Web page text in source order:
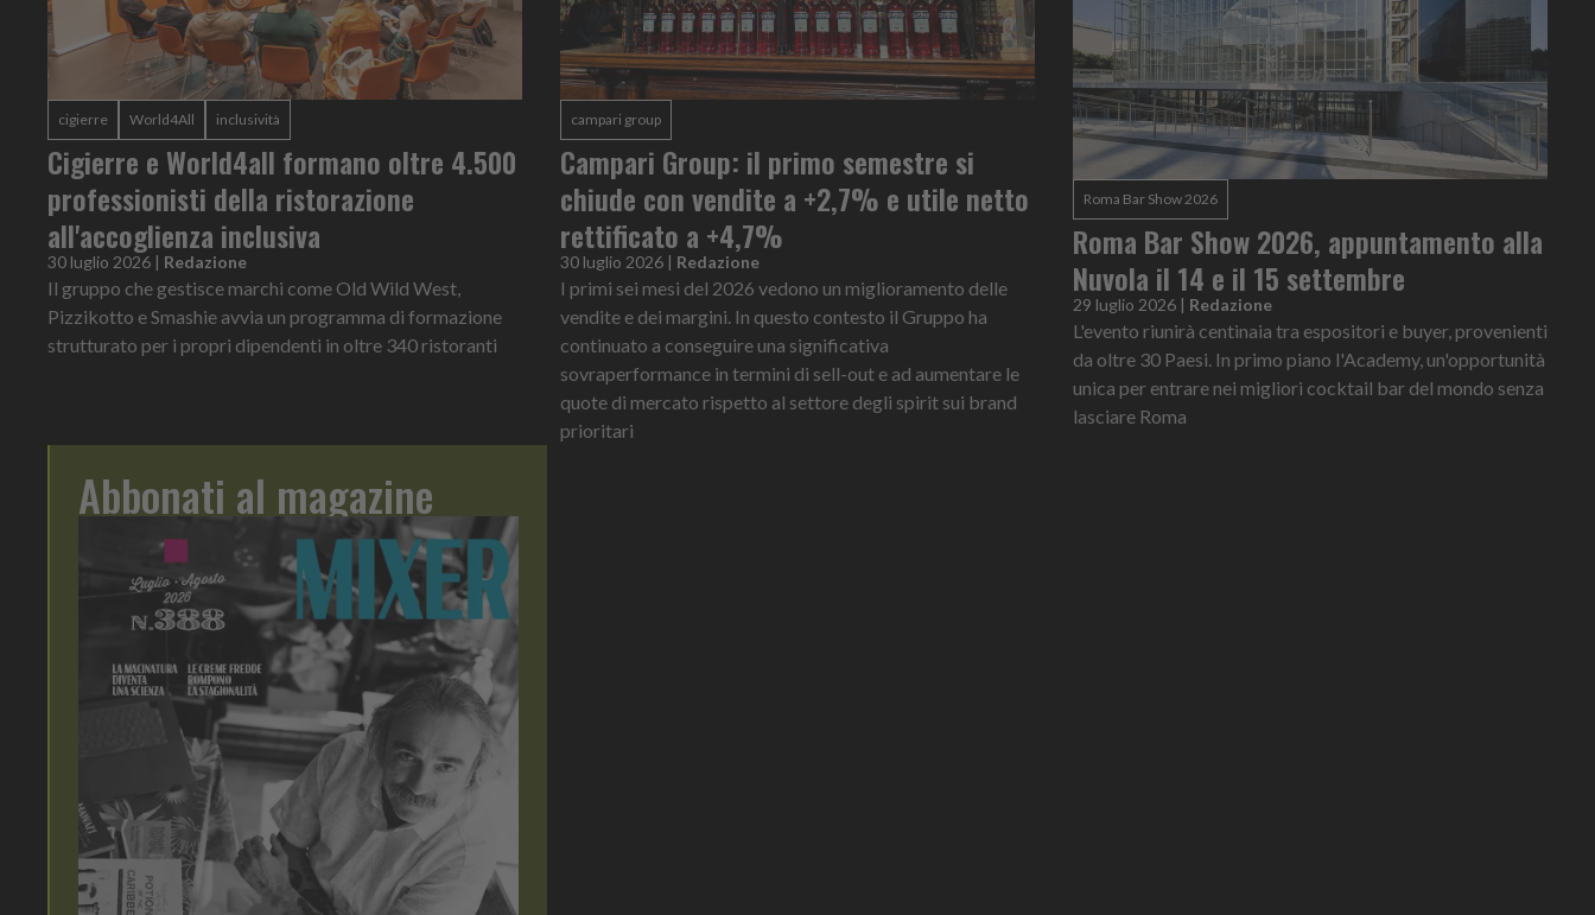
cigierre World4All inclusività
Cigierre e World4all formano oltre 4.500
professionisti della ristorazione
all'accoglienza inclusiva
30 luglio 2026 | Redazione
Il gruppo che gestisce marchi come Old Wild West,
Pizzikotto e Smashie avvia un programma di formazione
strutturato per i propri dipendenti in oltre 340 ristoranti
campari group
Campari Group: il primo semestre si
chiude con vendite a +2,7% e utile netto
rettificato a +4,7%
30 luglio 2026 | Redazione
I primi sei mesi del 2026 vedono un miglioramento delle
vendite e dei margini. In questo contesto il Gruppo ha
continuato a conseguire una significativa
sovraperformance in termini di sell-out e ad aumentare le
quote di mercato rispetto al settore degli spirit sui brand
prioritari
Roma Bar Show 2026
Roma Bar Show 2026, appuntamento alla
Nuvola il 14 e il 15 settembre
29 luglio 2026 | Redazione
L'evento riunirà centinaia tra espositori e buyer, provenienti
da oltre 30 Paesi. In primo piano l'Academy, un'opportunità
unica per entrare nei migliori cocktail bar del mondo senza
lasciare Roma
Abbonati al magazine